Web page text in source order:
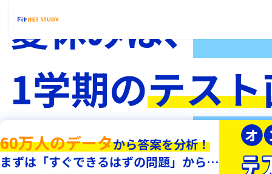
夏休みは、
1学期のテス
立て直す。
60万人のデータから答案を分析！
まずは「すぐできるはずの問題」から…